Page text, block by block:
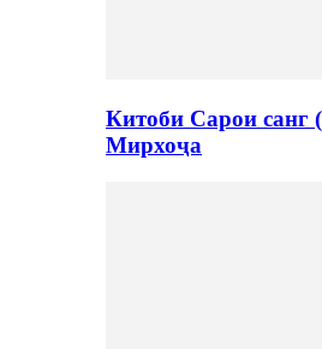
Китоби Сарои санг
Мирхоҷа